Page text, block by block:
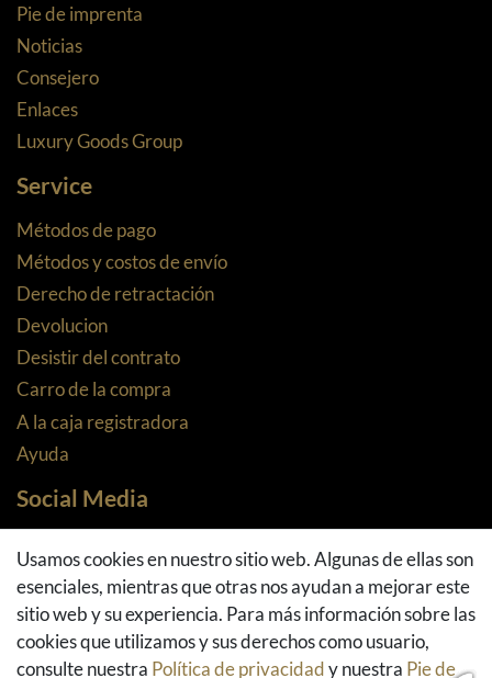
Pie de imprenta
Noticias
Consejero
Enlaces
Luxury Goods Group
Service
Métodos de pago
Métodos y costos de envío
Derecho de retractación
Devolucion
Desistir del contrato
Carro de la compra
A la caja registradora
Ayuda
Social Media
Instagram
Pinterest
Youtube
Houzz
Usamos cookies en nuestro sitio web. Algunas de ellas son
esenciales, mientras que otras nos ayudan a mejorar este
sitio web y su experiencia. Para más información sobre las
cookies que utilizamos y sus derechos como usuario,
consulte nuestra Política de privacidady nuestra Pie de